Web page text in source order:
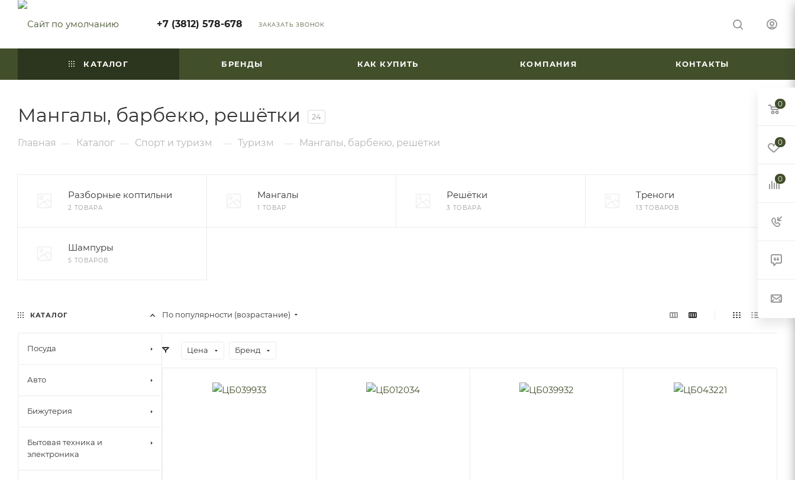
+7 (3812) 578-678 ЗАКАЗАТЬ ЗВОНОК
КАТАЛОГ БРЕНДЫ КАК КУПИТЬ КОМПАНИЯ КОНТАКТЫ
Мангалы, барбекю, решётки 24
Главная — Каталог — Спорт и туризм — Туризм — Мангалы, барбекю, решётки
Разборные коптильни
2 ТОВАРА
Мангалы
1 ТОВАР
Решётки
3 ТОВАРА
Треноги
13 ТОВАРОВ
Шампуры
5 ТОВАРОВ
По популярности (возрастание)
Цена Бренд
КАТАЛОГ
Посуда
Авто
Бижутерия
Бытовая техника и
электроника
0
0
0